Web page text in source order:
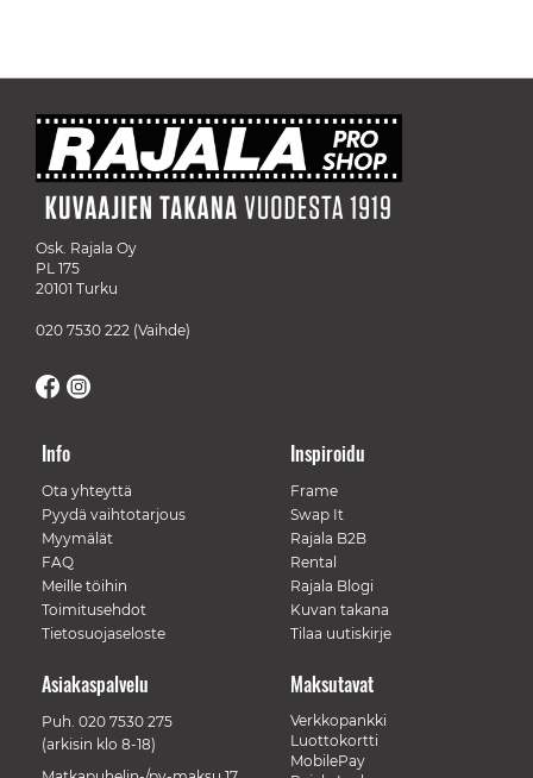
Osk. Rajala Oy
PL 175
20101 Turku
020 7530 222 (Vaihde)
Info
Ota yhteyttä
Pyydä vaihtotarjous
Myymälät
FAQ
Meille töihin
Toimitusehdot
Tietosuojaseloste
Inspiroidu
Frame
Swap It
Rajala B2B
Rental
Rajala Blogi
Kuvan takana
Tilaa uutiskirje
Maksutavat
Verkkopankki
Luottokortti
MobilePay
Asiakaspalvelu
Puh. 020 7530 275
(arkisin klo 8-18)